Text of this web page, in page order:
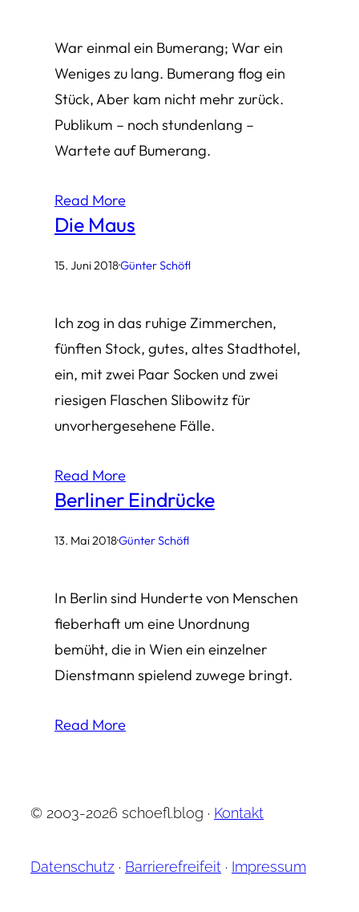
War einmal ein Bumerang; War ein
Weniges zu lang. Bumerang flog ein
Stück, Aber kam nicht mehr zurück.
Publikum – noch stundenlang –
Wartete auf Bumerang.
Read More
Die Maus
15. Juni 2018·Günter Schöfl
Ich zog in das ruhige Zimmerchen,
fünften Stock, gutes, altes Stadthotel,
ein, mit zwei Paar Socken und zwei
riesigen Flaschen Slibowitz für
unvorhergesehene Fälle.
Read More
Berliner Eindrücke
13. Mai 2018·Günter Schöfl
In Berlin sind Hunderte von Menschen
fieberhaft um eine Unordnung
bemüht, die in Wien ein einzelner
Dienstmann spielend zuwege bringt.
Read More
© 2003-2026 schoefl.blog · Kontakt
Datenschutz · Barrierefreifeit · Impressum